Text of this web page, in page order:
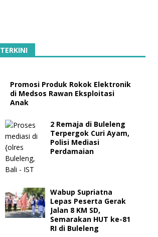
TERKINI
Promosi Produk Rokok Elektronik
di Medsos Rawan Eksploitasi
Anak
2 Remaja di Buleleng
Terpergok Curi Ayam,
Polisi Mediasi
Perdamaian
Wabup Supriatna
Lepas Peserta Gerak
Jalan 8 KM SD,
Semarakan HUT ke-81
RI di Buleleng